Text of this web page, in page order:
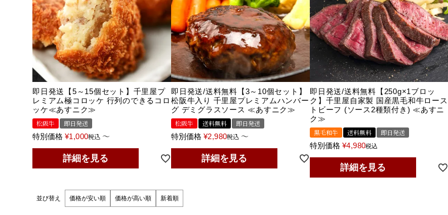
即日発送【5～15個セット】千里屋プ
レミアム極コロッケ 行列のできるコロ
ッケ≪あすニク≫
松阪牛
即日発送
特別価格 ¥1,000税込 〜
詳細を見る
即日発送/送料無料【3～10個セット】
松阪牛入り 千里屋プレミアムハンバー
グ デミグラスソース ≪あすニク≫
松阪牛
送料無料
即日発送
特別価格 ¥2,980税込 〜
詳細を見る
即日発送/送料無料【250g×1ブロッ
ク】千里屋自家製 国産黒毛和牛ロース
トビーフ (ソース2種類付き) ≪あすニ
ク≫
黒毛和牛
送料無料
即日発送
特別価格 ¥4,980税込
詳細を見る
並び替え 価格が安い順 価格が高い順 新着順